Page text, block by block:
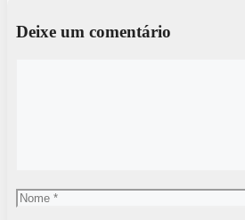
Deixe um comentário
Nome